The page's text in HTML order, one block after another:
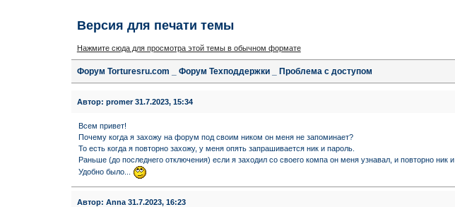
Версия для печати темы
Нажмите сюда для просмотра этой темы в обычном формате
Форум Torturesru.com _ Форум Техподдержки _ Проблема с доступом
Автор: promer31.7.2023, 15:34
Всем привет!
Почему когда я захожу на форум под своим ником он меня не запоминает?
То есть когда я повторно захожу, у меня опять запрашивается ник и пароль.
Раньше (до последнего отключения) если я заходил со своего компа он меня узнавал, и повторно ник
Удобно было...
Автор: Anna31.7.2023, 16:23